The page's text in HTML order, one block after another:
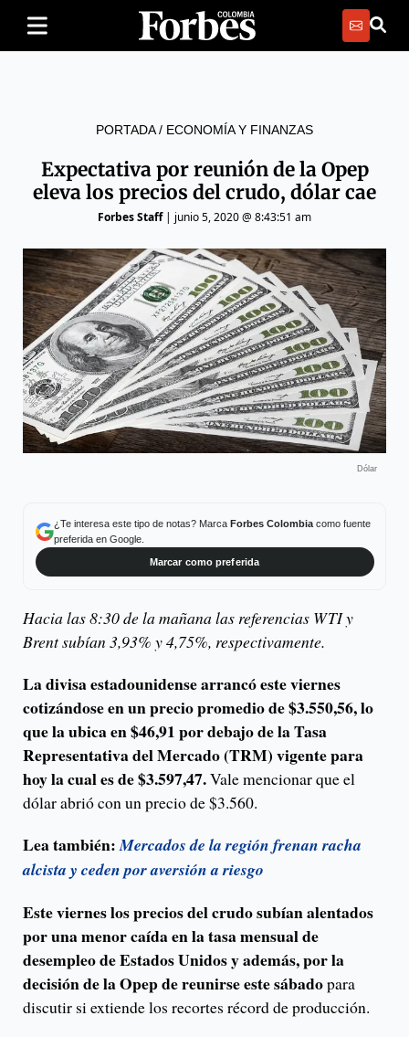
PORTADA/ ECONOMÍA Y FINANZAS
Expectativa por reunión de la Opep
eleva los precios del crudo, dólar cae
Forbes Staff| junio 5, 2020 @ 8:43:51 am
Dólar
¿Te interesa este tipo de notas? Marca Forbes Colombiacomo fuente
preferida en Google.
Marcar como preferida
Hacia las 8:30 de la mañana las referencias WTI y
Brent subían 3,93% y 4,75%, respectivamente.
La divisa estadounidense arrancó este viernes
cotizándose en un precio promedio de $3.550,56, lo
que la ubica en $46,91 por debajo de la Tasa
Representativa del Mercado (TRM) vigente para
hoy la cual es de $3.597,47.Vale mencionar que el
dólar abrió con un precio de $3.560.
Lea también:Mercados de la región frenan racha
alcista y ceden por aversión a riesgo
Este viernes los precios del crudo subían alentados
por una menor caída en la tasa mensual de
desempleo de Estados Unidos y además, por la
decisión de la Opep de reunirse este sábadopara
discutir si extiende los recortes récord de producción.